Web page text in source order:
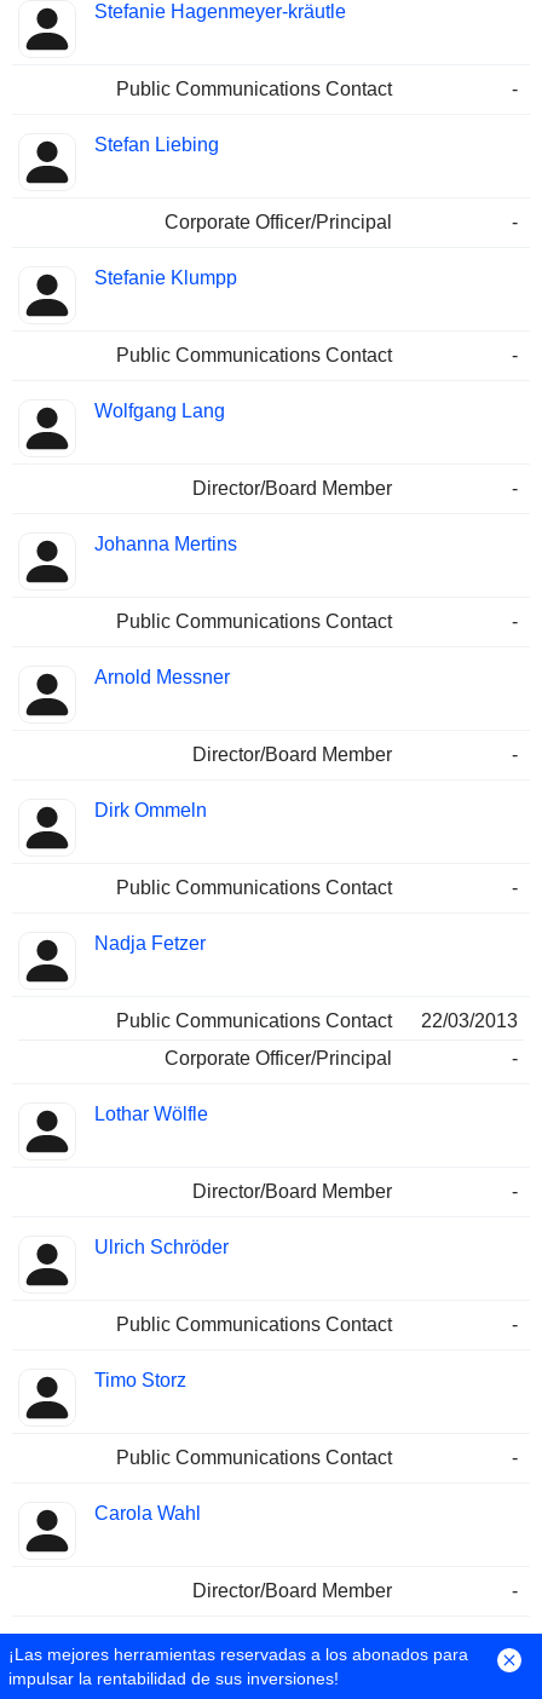
Stefanie Hagenmeyer-kräutle
Public Communications Contact -
Stefan Liebing
Corporate Officer/Principal -
Stefanie Klumpp
Public Communications Contact -
Wolfgang Lang
Director/Board Member -
Johanna Mertins
Public Communications Contact -
Arnold Messner
Director/Board Member -
Dirk Ommeln
Public Communications Contact -
Nadja Fetzer
Public Communications Contact
22/03/2013
Corporate Officer/Principal
-
Lothar Wölfle
Director/Board Member -
Ulrich Schröder
Public Communications Contact -
Timo Storz
Public Communications Contact -
Carola Wahl
Director/Board Member -
Friederike Eggstein
¡Las mejores herramientas reservadas a los abonados para
impulsar la rentabilidad de sus inversiones!